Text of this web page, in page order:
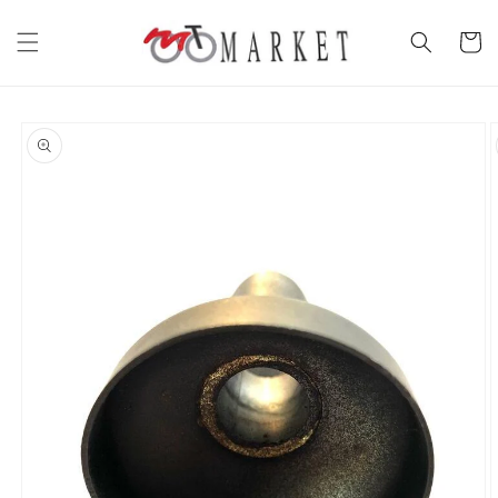
ai contenuti
Carrello
informazioni
sul prodotto